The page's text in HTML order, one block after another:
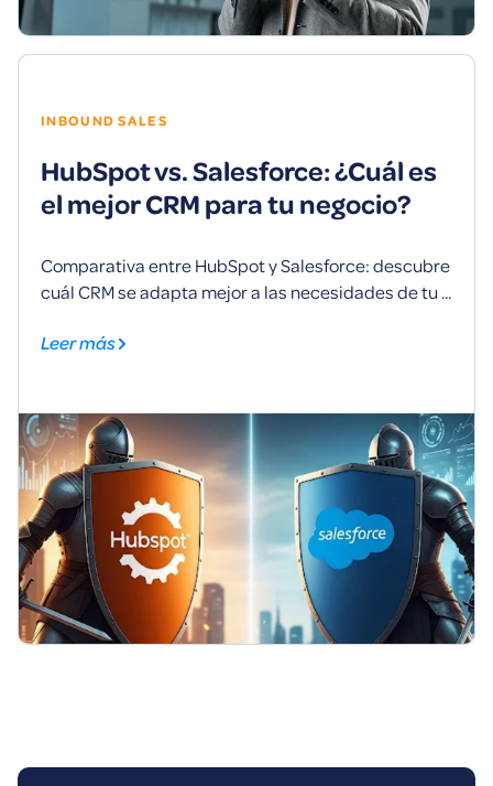
INBOUND SALES
HubSpot vs. Salesforce: ¿Cuál es
el mejor CRM para tu negocio?
Comparativa entre HubSpot y Salesforce: descubre
cuál CRM se adapta mejor a las necesidades de tu ...
Leer más